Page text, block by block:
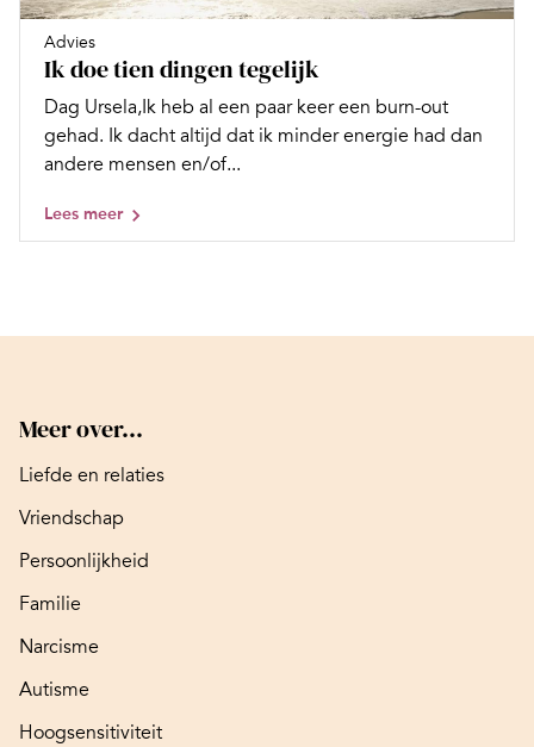
Advies
Ik doe tien dingen tegelijk
Dag Ursela,Ik heb al een paar keer een burn-out
gehad. Ik dacht altijd dat ik minder energie had dan
andere mensen en/of...
Lees meer
Meer over...
Liefde en relaties
Vriendschap
Persoonlijkheid
Familie
Narcisme
Autisme
Hoogsensitiviteit